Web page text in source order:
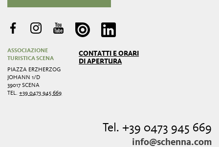
ASSOCIAZIONE
TURISTICA SCENA
PIAZZA ERZHERZOG
JOHANN 1/D
39017 SCENA
TEL.+39 0473 945 669
CONTATTI E ORARI
DI APERTURA
Tel. +39 0473 945 669
info@schenna.com